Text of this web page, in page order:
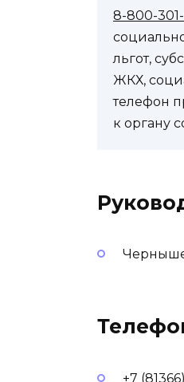
8-800-
льгот,
ЖКХ,
телефон
к органу
+7